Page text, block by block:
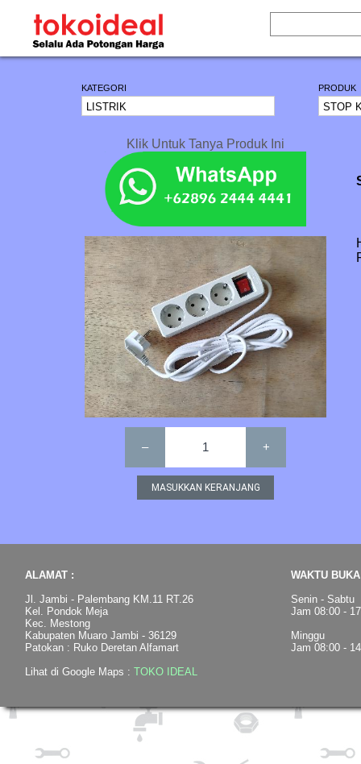
KATEGORI PRODUK
Klik Untuk Tanya Produk Ini
– 1 +
ALAMAT :
Jl. Jambi - Palembang KM.11 RT.26
Kel. Pondok Meja
Kec. Mestong
Kabupaten Muaro Jambi - 36129
Patokan : Ruko Deretan Alfamart
Lihat di Google Maps : TOKO IDEAL
WAKTU
Senin - Sabtu
Jam 08:00 -
Minggu
Jam 08:00 -